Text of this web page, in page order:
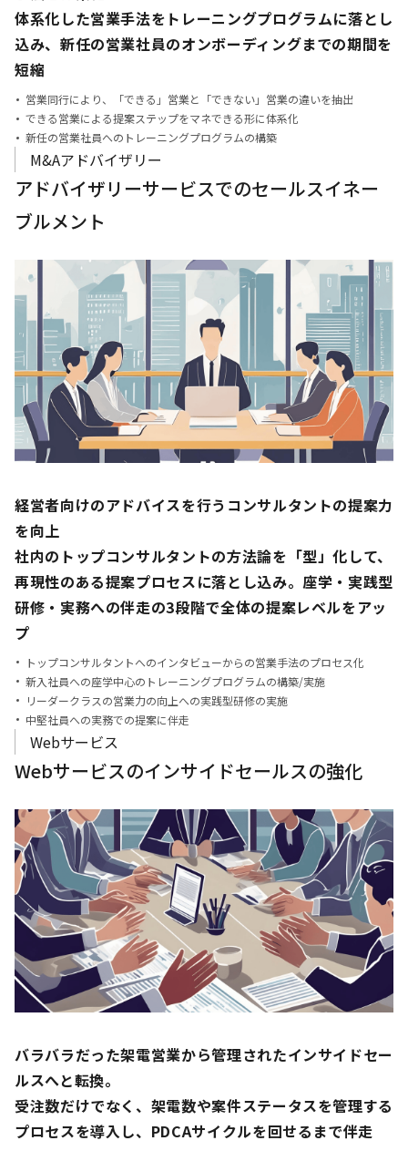
体系化した営業手法をトレーニングプログラムに落とし
込み、 新任の営業社員のオンボーディングまでの期間を
短縮
営業同行により、「できる」営業と「できない」営業の違いを抽出
できる営業による提案ステップをマネできる形に体系化
新任の営業社員へのトレーニングプログラムの構築
M&Aアドバイザリー
アドバイザリーサービスでのセールスイネー
ブルメント
経営者向けのアドバイスを行うコンサルタントの提案力
を向上
社内のトップコンサルタントの方法論を「型」化して、
再現性のある提案プロセスに落とし込み。座学・実践型
研修・実務への伴走の3段階で全体の提案レベルをアッ
プ
トップコンサルタントへのインタビューからの営業手法のプロセス化
新入社員への座学中心のトレーニングプログラムの構築/実施
リーダークラスの営業力の向上への実践型研修の実施
中堅社員への実務での提案に伴走
Webサービス
Webサービスのインサイドセールスの強化
バラバラだった架電営業から管理されたインサイドセー
ルスへと転換。
受注数だけでなく、架電数や案件ステータスを管理する
プロセスを導入し、PDCAサイクルを回せるまで伴走